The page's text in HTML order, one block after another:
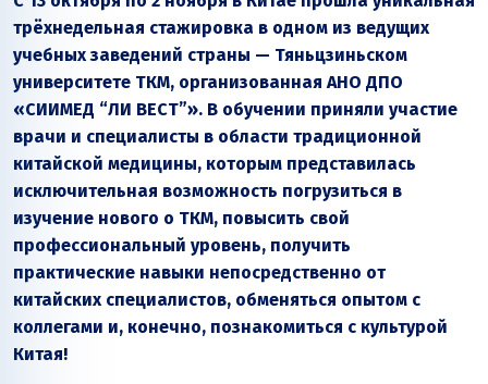
трёхнедельная стажировка в одном из ведущих
учебных заведений страны — Тяньцзиньском
университете ТКМ, организованная АНО ДПО
«СИИМЕД “ЛИ ВЕСТ”». В обучении приняли участие
врачи и специалисты в области традиционной
китайской медицины, которым представилась
исключительная возможность погрузиться в
изучение нового о ТКМ, повысить свой
профессиональный уровень, получить
практические навыки непосредственно от
китайских специалистов, обменяться опытом с
коллегами и, конечно, познакомиться с культурой
Китая!